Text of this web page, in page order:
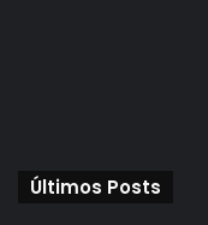
Últimos Posts